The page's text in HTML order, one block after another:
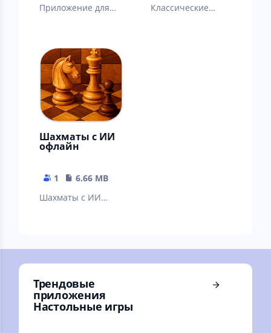
Приложение для
авиабилеты
Классические
Шахматы с ИИ
офлайн
1
6.66 MB
Шахматы с ИИ
Трендовые
приложения
Настольные игры